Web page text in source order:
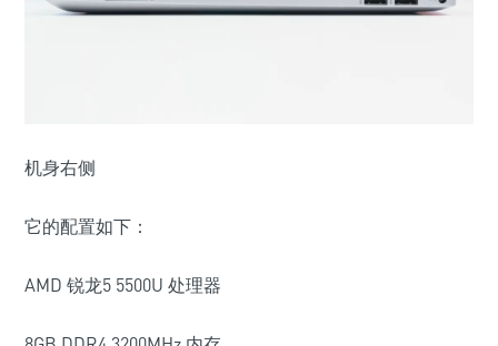
机身右侧
它的配置如下：
AMD 锐龙5 5500U 处理器